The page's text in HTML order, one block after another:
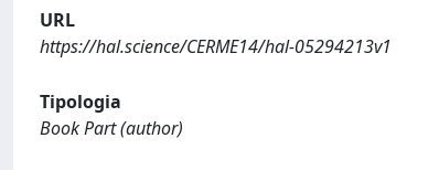
URL
https://hal.science/CERME14/hal-05294213v1
Tipologia
Book Part (author)